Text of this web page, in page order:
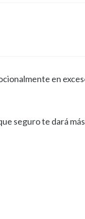
en
seguro te dará